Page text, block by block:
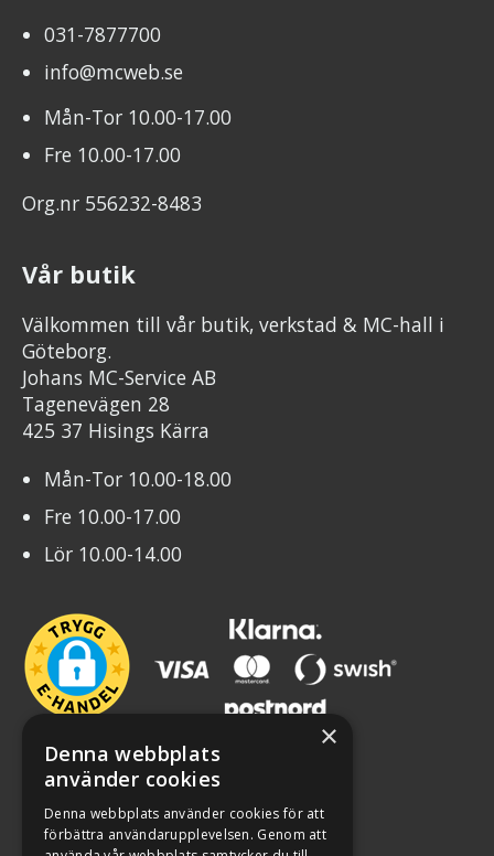
031-7877700
info@mcweb.se
Mån-Tor 10.00-17.00
Fre 10.00-17.00
Org.nr 556232-8483
Vår butik
Välkommen till vår butik, verkstad & MC-hall i
Göteborg.
Johans MC-Service AB
Tagenevägen 28
425 37 Hisings Kärra
Mån-Tor 10.00-18.00
Fre 10.00-17.00
Lör 10.00-14.00
×
Denna webbplats
använder cookies
Denna webbplats använder cookies för att
förbättra användarupplevelsen. Genom att